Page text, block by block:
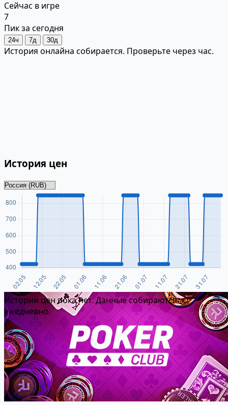
Сейчас в игре
7
Пик за сегодня
24ч 7д 30д
История онлайна собирается. Проверьте через час.
История цен
Истории цен пока нет. Данные собираются
ежедневно.